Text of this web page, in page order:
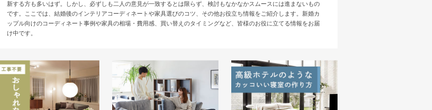
新する方も多いはず。しかし、必ずしも二人の意見が一致するとは限らず、検討もなかなかスムースには進まないもの
です。ここでは、結婚後のインテリアコーディネートや家具選びのコツ、その他お役立ち情報をご紹介します。新婚カ
ップル向けのコーディネート事例や家具の相場・費用感、買い替えのタイミングなど、皆様のお役に立てる情報をお届
け中です。